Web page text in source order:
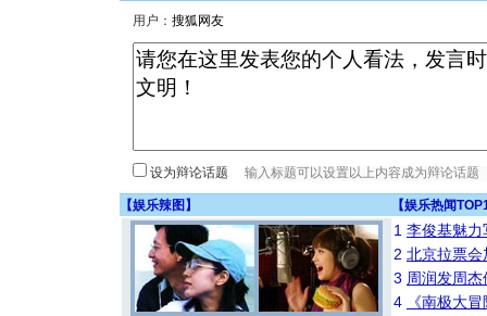
用户：
设为辩论话题
【娱乐辣图 】 【娱乐热闻
1 李俊基魅力
2 北京拉票
3 周润发周
4
《南极大